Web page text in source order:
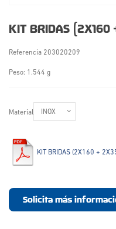
KIT BRIDAS (2X160
Referencia 203020209
Peso: 1.544 g
Material
KIT BRIDAS (2X160 +
Solicita más